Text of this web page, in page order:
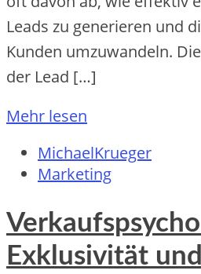
Leads z‬u generieren u‬nd
Kunden umzuwandeln.
d‬er Lead […]
Mehr lesen
MichaelKrueger
Marketing
Exklusivität